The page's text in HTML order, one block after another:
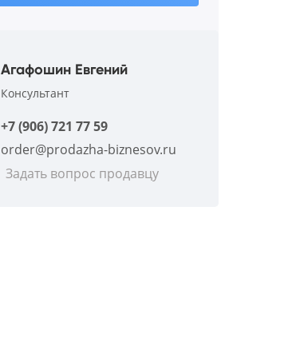
Агафошин Евгений
Консультант
+7 (906) 721 77 59
order@prodazha-biznesov.ru
Задать вопрос продавцу